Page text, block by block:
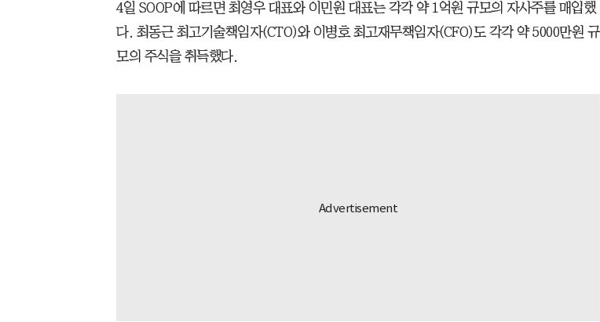
4일 SOOP에 따르면 최영우 대표와 이민원 대표는 각각 약 1억원 규모의 자사주를 매입했
다. 최동근 최고기술책임자(CTO)와 이병호 최고재무책임자(CFO)도 각각 약 5000만원 규
모의 주식을 취득했다.